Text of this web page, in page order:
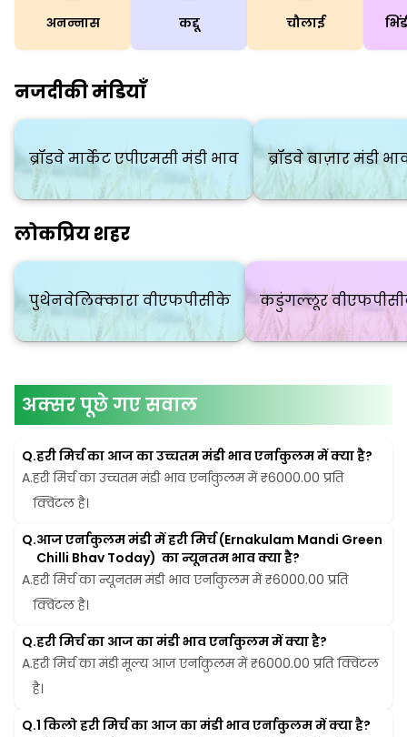
अनन्नास कद्दू चौलाई
नजदीकी मंडियाँ
ब्रॉडवे मार्केट एपीएमसी मंडी भाव ब्रॉडवे बाज़ार मंडी
लोकप्रिय शहर
पुथेनवेलिक्कारा वीएफपीसीके कडुंगल्लूर
अक्सर पूछे गए सवाल
Q.हरी मिर्च का आज का उच्चतम मंडी भाव एर्नाकुलम में क्या है?
A.हरी मिर्च का उच्चतम मंडी भाव एर्नाकुलम में ₹6000.00 प्रति
क्विंटल है।
Q.आज एर्नाकुलम मंडी में हरी मिर्च (Ernakulam Mandi Green
Chilli Bhav Today)  का न्यूनतम भाव क्या है?
A.हरी मिर्च का न्यूनतम मंडी भाव एर्नाकुलम में ₹6000.00 प्रति
क्विंटल है।
Q.हरी मिर्च का आज का मंडी भाव एर्नाकुलम में क्या है?
A.हरी मिर्च का मंडी मूल्य आज एर्नाकुलम में ₹6000.00 प्रति क्विंटल
है।
Q.1 किलो हरी मिर्च का आज का मंडी भाव एर्नाकुलम में क्या है?